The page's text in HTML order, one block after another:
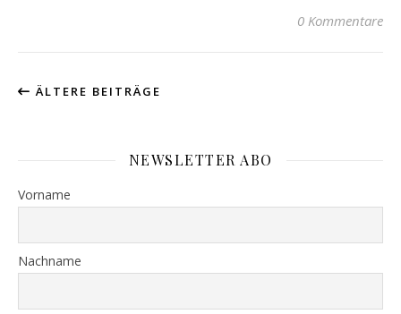
0 Kommentare
ÄLTERE BEITRÄGE
NEWSLETTER ABO
Vorname
Nachname